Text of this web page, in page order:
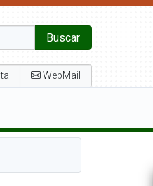
Buscar
WebMail